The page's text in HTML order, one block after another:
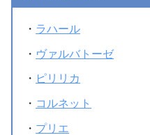
・ ラハール
・ ヴァルバトーゼ
・ ピリリカ
・ コルネット
・ プリエ